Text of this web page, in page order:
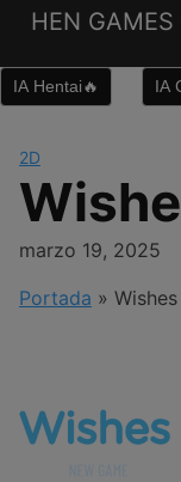
Saltar
contenido
HEN
IA Hentai🔥 IA
2D
marzo 19, 2025
Portada »